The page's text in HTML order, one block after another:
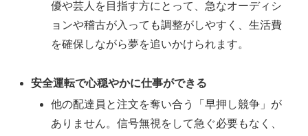
優や芸人を目指す方にとって、急なオーディシ
ョンや稽古が入っても調整がしやすく、生活費
を確保しながら夢を追いかけられます。
安全運転で心穏やかに仕事ができる
他の配達員と注文を奪い合う「早押し競争」が
ありません。信号無視をして急ぐ必要もなく、